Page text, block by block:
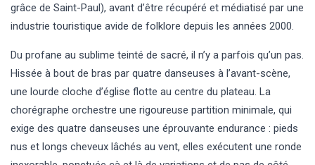
grâce de Saint-Paul), avant d’être récupéré et médiatisé par une
industrie touristique avide de folklore depuis les années 2000.
Du profane au sublime teinté de sacré, il n’y a parfois qu’un pas.
Hissée à bout de bras par quatre danseuses à l’avant-scène,
une lourde cloche d’église flotte au centre du plateau. La
chorégraphe orchestre une rigoureuse partition minimale, qui
exige des quatre danseuses une éprouvante endurance : pieds
nus et longs cheveux lâchés au vent, elles exécutent une ronde